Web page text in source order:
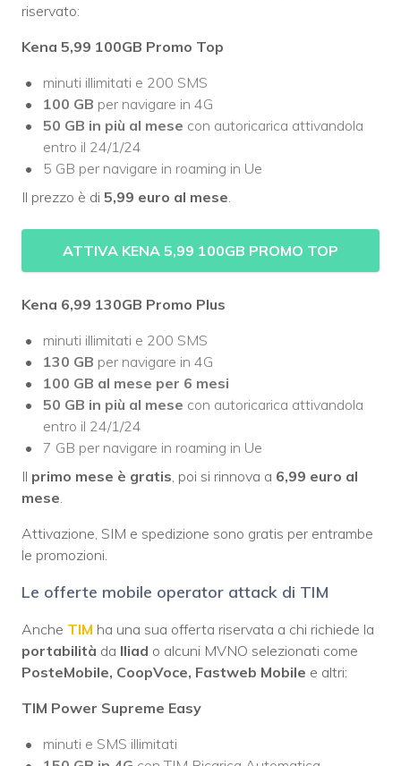
riservato:
Kena 5,99 100GB Promo Top
minuti illimitati e 200 SMS
100 GB per navigare in 4G
50 GB in più al mese con autoricarica attivandola
entro il 24/1/24
5 GB per navigare in roaming in Ue
Il prezzo è di 5,99 euro al mese.
ATTIVA KENA 5,99 100GB PROMO TOP
Kena 6,99 130GB Promo Plus
minuti illimitati e 200 SMS
130 GB per navigare in 4G
100 GB al mese per 6 mesi
50 GB in più al mese con autoricarica attivandola
entro il 24/1/24
7 GB per navigare in roaming in Ue
Il primo mese è gratis, poi si rinnova a 6,99 euro al
mese.
Attivazione, SIM e spedizione sono gratis per entrambe
le promozioni.
Le offerte mobile operator attack di TIM
Anche TIM ha una sua offerta riservata a chi richiede la
portabilità da Iliad o alcuni MVNO selezionati come
PosteMobile, CoopVoce, Fastweb Mobile e altri:
TIM Power Supreme Easy
minuti e SMS illimitati